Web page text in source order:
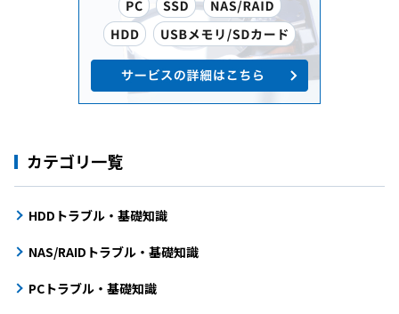
カテゴリ一覧
HDDトラブル・基礎知識
NAS/RAIDトラブル・基礎知識
PCトラブル・基礎知識